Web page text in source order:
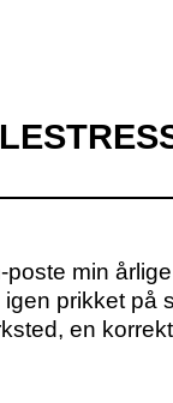
min
prikket
en